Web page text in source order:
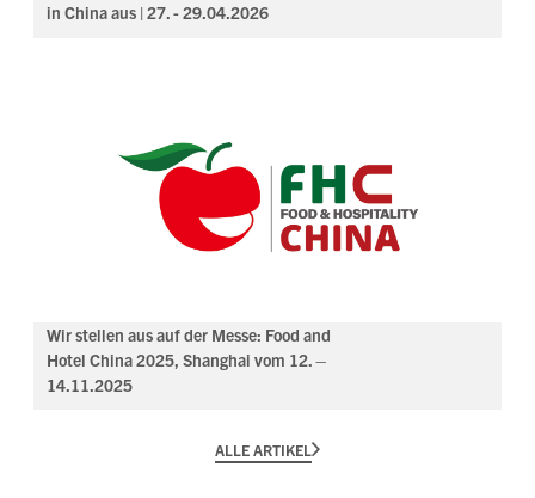
in China aus | 27. - 29.04.2026
Wir stellen aus auf der Messe: Food and
Hotel China 2025, Shanghai vom 12. –
14.11.2025
ALLE ARTIKEL